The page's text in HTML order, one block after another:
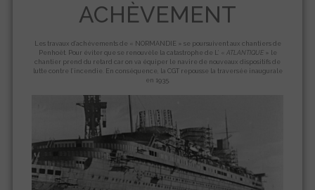
ACHÈVEMENT
Les travaux d’achévements de « NORMANDIE » se poursuivent aux chantiers de
Penhoët. Pour éviter que se renouvèle la catastrophe de L’ « ATLANTIQUE» le
chantier prend du retard car on va équiper le navire de nouveaux dispositifs de
lutte contre l’incendie. En conséquence, la CGT repousse la traversée inaugurale
en 1935.